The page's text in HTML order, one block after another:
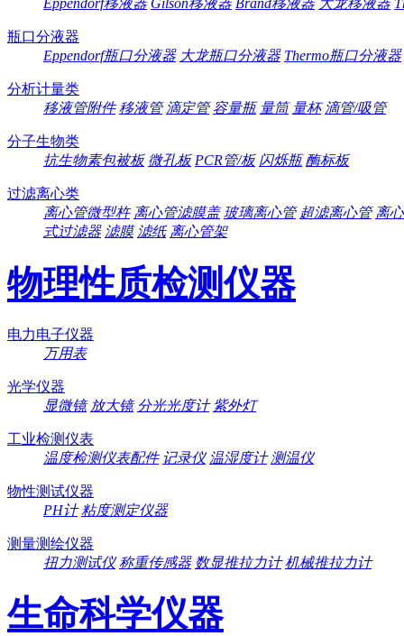
Eppendorf移液器 Gilson移液器 Brand移液器 大龙移液器
瓶口分液器
Eppendorf瓶口分液器 大龙瓶口分液器 Thermo瓶口分液器
分析计量类
移液管附件 移液管 滴定管 容量瓶 量筒 量杯 滴管/吸管
分子生物类
抗生物素包被板 微孔板 PCR管/板 闪烁瓶 酶标板
过滤离心类
离心管微型杵 离心管滤膜盖 玻璃离心管 超滤离心管 离
式过滤器 滤膜 滤纸 离心管架
物理性质检测仪器
电力电子仪器
万用表
光学仪器
显微镜 放大镜 分光光度计 紫外灯
工业检测仪表
温度检测仪表配件 记录仪 温湿度计 测温仪
物性测试仪器
PH计 粘度测定仪器
测量测绘仪器
扭力测试仪 称重传感器 数显推拉力计 机械推拉力计
生命科学仪器